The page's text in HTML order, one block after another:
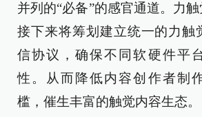
并列的“必备”的感官通道。力
接下来将筹划建立统一的力触
信协议，确保不同软硬件平
性。从而降低内容创作者制
槛，催生丰富的触觉内容生态。